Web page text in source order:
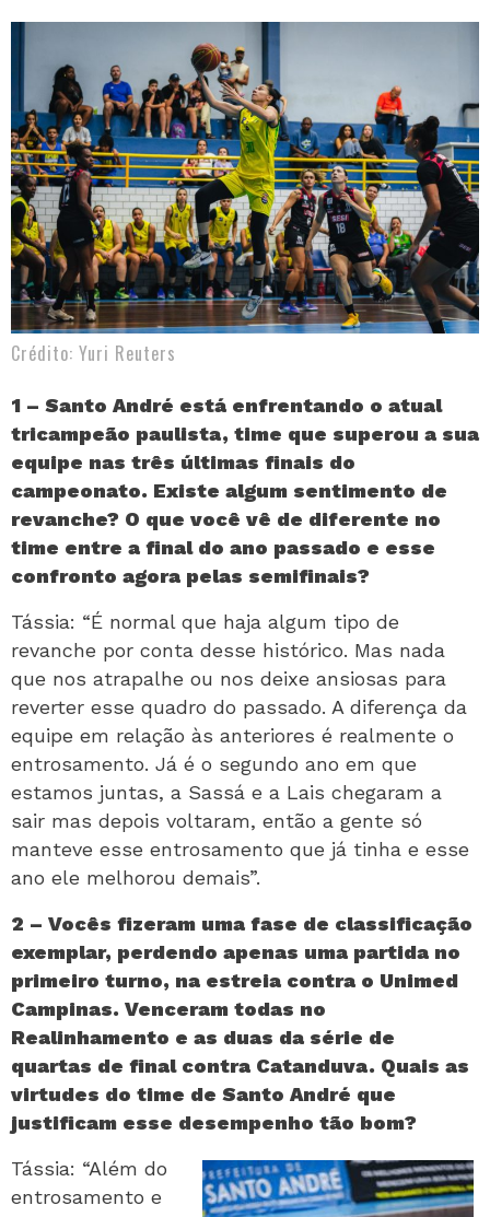
Crédito: Yuri Reuters
1 – Santo André está enfrentando o atual
tricampeão paulista, time que superou a sua
equipe nas três últimas finais do
campeonato. Existe algum sentimento de
revanche? O que você vê de diferente no
time entre a final do ano passado e esse
confronto agora pelas semifinais?
Tássia: “É normal que haja algum tipo de
revanche por conta desse histórico. Mas nada
que nos atrapalhe ou nos deixe ansiosas para
reverter esse quadro do passado. A diferença da
equipe em relação às anteriores é realmente o
entrosamento. Já é o segundo ano em que
estamos juntas, a Sassá e a Lais chegaram a
sair mas depois voltaram, então a gente só
manteve esse entrosamento que já tinha e esse
ano ele melhorou demais”.
2 – Vocês fizeram uma fase de classificação
exemplar, perdendo apenas uma partida no
primeiro turno, na estreia contra o Unimed
Campinas. Venceram todas no
Realinhamento e as duas da série de
quartas de final contra Catanduva. Quais as
virtudes do time de Santo André que
justificam esse desempenho tão bom?
Tássia: “Além do
entrosamento e